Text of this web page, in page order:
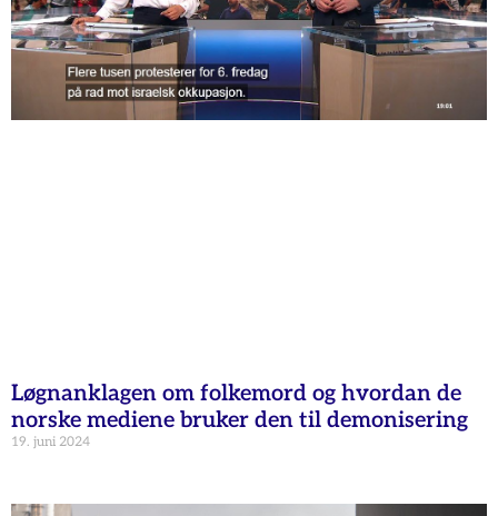
Løgnanklagen om folkemord og hvordan de
norske mediene bruker den til demonisering
19. juni 2024